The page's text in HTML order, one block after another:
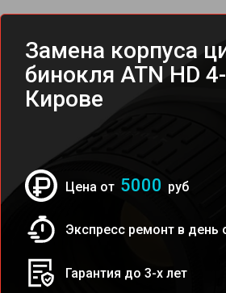
Замена корпуса
бинокля ATN HD
Кирове
Цена от 5000 руб
Экспресс ремонт в день
Гарантия до 3-х лет